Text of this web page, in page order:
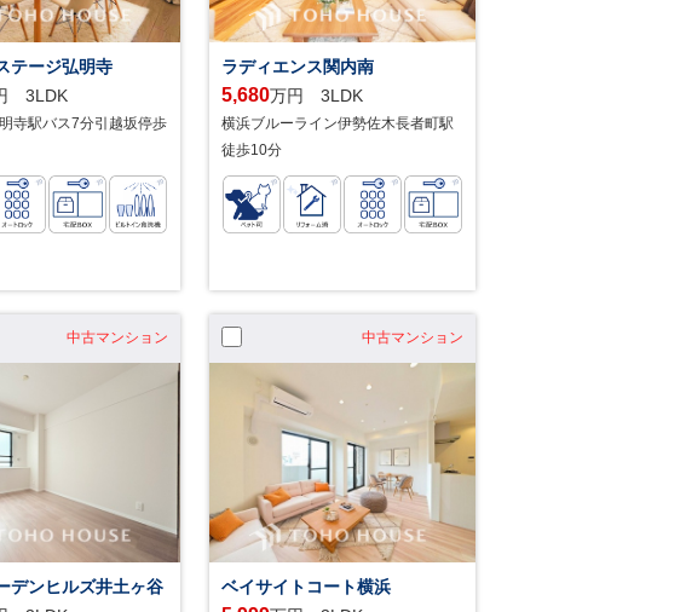
テージ弘明寺
3LDK
寺駅バス7分引越坂停歩
ラディエンス関内南
5,680万円 3LDK
横浜ブルーライン伊勢佐木長者町駅
徒歩10分
中古マンション
デンヒルズ井土ヶ谷
中古マンション
ベイサイトコート横浜